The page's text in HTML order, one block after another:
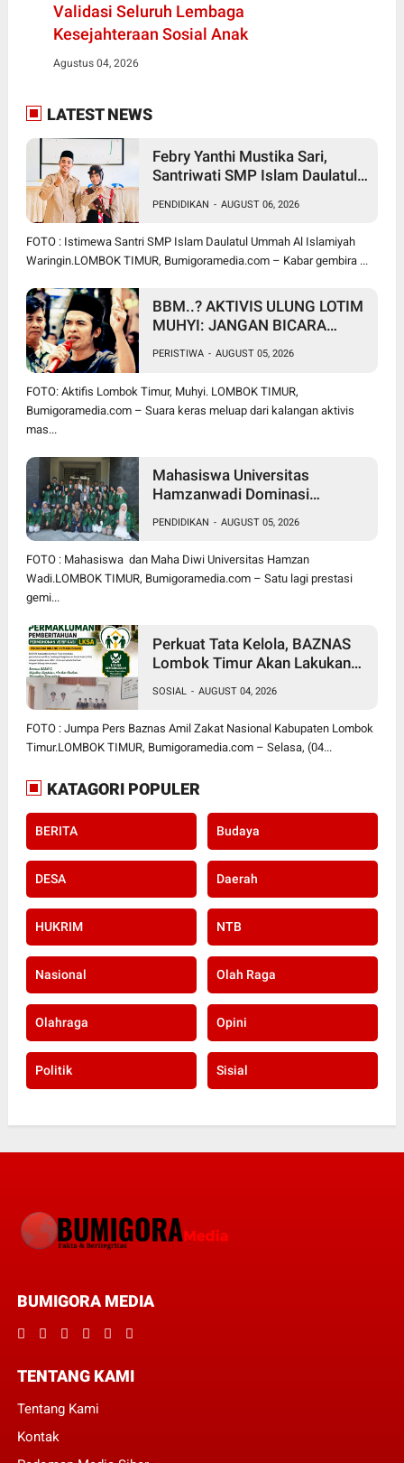
Validasi Seluruh Lembaga
Kesejahteraan Sosial Anak
Agustus 04, 2026
LATEST NEWS
Febry Yanthi Mustika Sari,
Santriwati SMP Islam Daulatul
Lolos Jambore Nasional di
Cibubur
PENDIDIKAN - AUGUST 06, 2026
FOTO : Istimewa Santri SMP Islam Daulatul Ummah Al Islamiyah
Waringin.LOMBOK TIMUR, Bumigoramedia.com – Kabar gembira ...
BBM..? AKTIVIS ULUNG LOTIM
MUHYI: JANGAN BICARA
BUPATI WAJIB CARI SOLUSI,
BUKAN SURUH RAKYAT DIAM
DI RUMAH
PERISTIWA - AUGUST 05, 2026
FOTO: Aktifis Lombok Timur, Muhyi. LOMBOK TIMUR,
Bumigoramedia.com – Suara keras meluap dari kalangan aktivis
mas...
Mahasiswa Universitas
Hamzanwadi Dominasi
Harumkan NTB di Tingkat
Nasional
PENDIDIKAN - AUGUST 05, 2026
FOTO : Mahasiswa dan Maha Diwi Universitas Hamzan
Wadi.LOMBOK TIMUR, Bumigoramedia.com – Satu lagi prestasi
gemi...
Perkuat Tata Kelola, BAZNAS
Lombok Timur Akan Lakukan
Lembaga Kesejahteraan Sosial
Anak
SOSIAL - AUGUST 04, 2026
FOTO : Jumpa Pers Baznas Amil Zakat Nasional Kabupaten Lombok
Timur.LOMBOK TIMUR, Bumigoramedia.com – Selasa, (04...
KATAGORI POPULER
BERITA Budaya
DESA Daerah
HUKRIM NTB
Nasional Olah Raga
Olahraga Opini
Politik Sisial
BUMIGORA MEDIA
TENTANG KAMI
Tentang Kami
Kontak